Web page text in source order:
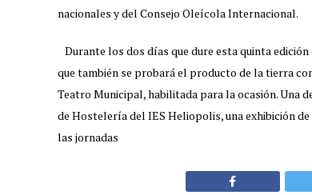
nacionales y del Consejo Oleícola Internacional.
Durante los dos días que dure esta quinta
que también se probará el producto de la tierra
Teatro Municipal, habilitada para la ocasión. Una
de Hostelería del IES Heliopolis, una exhibición
las jornadas